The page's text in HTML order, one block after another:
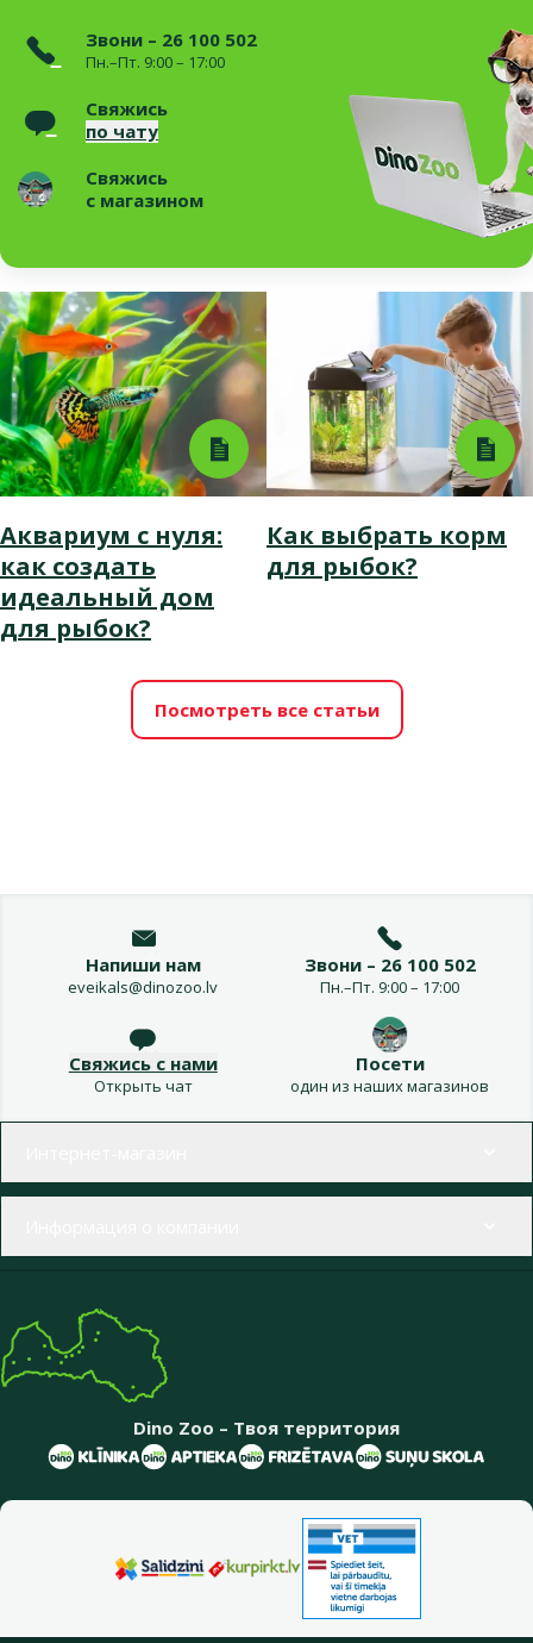
Звони – 26 100 502
Пн.–Пт. 9:00 – 17:00
Свяжись
по чату
Свяжись
с магазином
Аквариум с нуля:
как создать
идеальный дом
для рыбок?
Как выбрать корм
для рыбок?
Посмотреть все статьи
Напиши нам
eveikals@dinozoo.lv
Звони – 26 100 502
Пн.–Пт. 9:00 – 17:00
Свяжись с нами
Открыть чат
Посети
один из наших магазинов
Dino Zoo – Твоя территория